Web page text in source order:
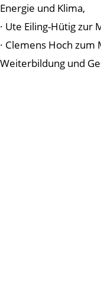
Energie und Klima,
· Ute Eiling-Hütig zur
· Clemens Hoch
Weiterbildung und